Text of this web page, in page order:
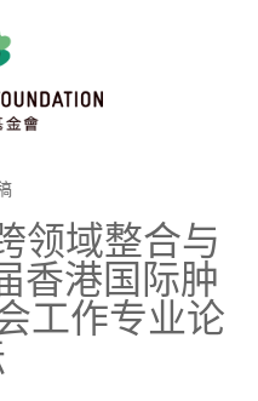
领域整合与
香港国际肿
工作专业论